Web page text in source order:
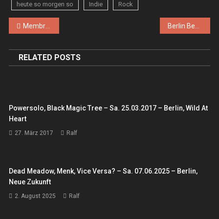
heute so morgen so Indie Rock
Beitragsnavigation
Membranes (the) – Mi. 06.09.2017 – Berlin, Posh Teckel
RELATED POSTS
Powersolo, Black Magic Tree – Sa. 25.03.2017 – Berlin, Wild At
Heart
27. März 2017 Ralf
Dead Meadow, Menk, Vice Versa? – Sa. 07.06.2025 – Berlin,
Neue Zukunft
2. August 2025 Ralf